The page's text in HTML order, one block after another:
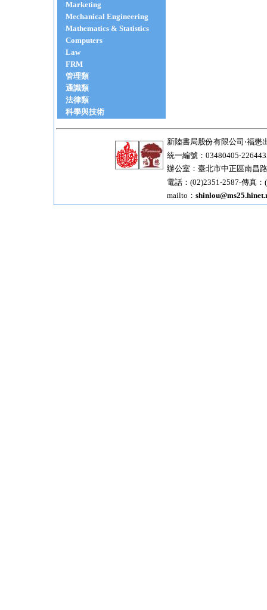
Marketing
Mechanical Engineering
Mathematics & Statistics
Computers
Law
FRM
管理類
通識類
法律類
科學與技術
新陸書局股份有限公司‧福懋
統一編號：
辦公室：臺北市中正區南昌
電話：(02)2351-2587‧傳真
mailto：